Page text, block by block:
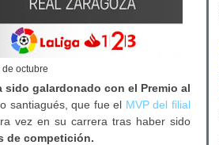
de octubre
sido galardonado con el Premio al
santiagués, que fue el MVP del filial
vez en su carrera tras haber sido
de competición.